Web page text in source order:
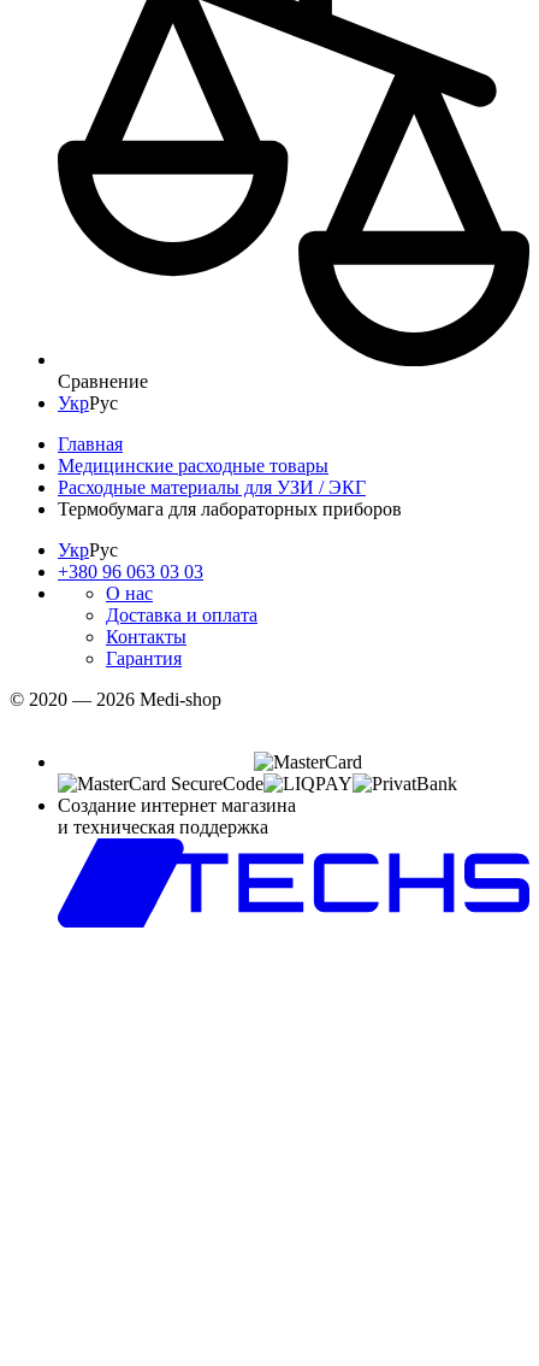
Сравнение
УкрРус
Главная
Медицинские расходные товары
Расходные материалы для УЗИ / ЭКГ
Термобумага для лабораторных приборов
УкрРус
+380 96 063 03 03
О нас
Доставка и оплата
Контакты
Гарантия
© 2020 — 2026 Medi-shop
Создание интернет магазина
и техническая поддержка